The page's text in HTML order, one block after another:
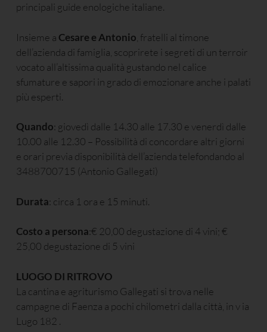
principali guide enologiche italiane.
Insieme a Cesare e Antonio , fratelli al timone
dell’azienda di famiglia, scoprirete i segreti di un terroir
vocato all’altissima qualità gustando nel calice
sfumature e sapori in grado di emozionare anche i palati
più esperti.
Quando: giovedì dalle 14.30 alle 17.30 e venerdì dalle
10.00 alle 12.30 – Possibilità di concordare altri giorni
e orari previa disponibilità dell’azienda telefondando al
3488700715 (Antonio Gallegati)
Durata: circa 1 ora e 15 minuti.
Costo a persona:€ 20,00 degustazione di 4 vini; €
25,00 degustazione di 5 vini
LUOGO DI RITROVO
La cantina e agriturismo Gallegati si trova nelle
campagne di Faenza a pochi chilometri dalla città, in v ia
Lugo 182 .